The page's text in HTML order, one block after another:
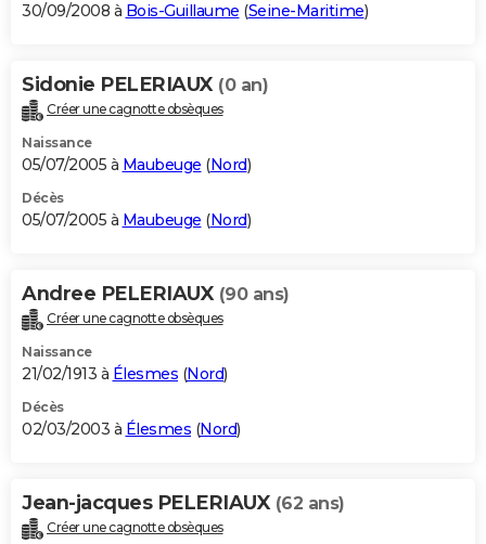
30/09/2008 à Bois-Guillaume (Seine-Maritime)
Sidonie PELERIAUX (0 an)
Créer une cagnotte obsèques
Naissance
05/07/2005 à Maubeuge (Nord)
Décès
05/07/2005 à Maubeuge (Nord)
Andree PELERIAUX (90 ans)
Créer une cagnotte obsèques
Naissance
21/02/1913 à Élesmes (Nord)
Décès
02/03/2003 à Élesmes (Nord)
Jean-jacques PELERIAUX (62 ans)
Créer une cagnotte obsèques